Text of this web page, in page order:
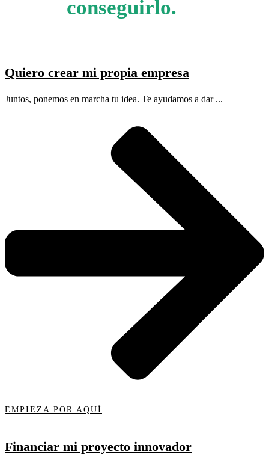
conseguirlo.
Quiero crear mi propia empresa
Juntos, ponemos en marcha tu idea. Te ayudamos a dar ...
EMPIEZA POR AQUÍ
Financiar mi proyecto innovador